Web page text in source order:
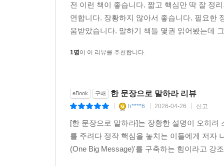
전 이런 책이 좋습니다. 짧고 핵심만 딱 잘 정
연합니다. 장황하지 않아서 좋습니다. 필요한
움받았습니다. 말하기 책들 몇권 읽어봤는데
1명이 이 리뷰를 추천합니다.
eBook 구매 한 문장으로 말하라 리뷰
h****6 2026-04-26 신고
[한 문장으로 말하라]는 장황한 설명이 오히
를 주려다 정작 핵심을 놓치는 이들에게 저자
(One Big Message)'를 구축하는 힘이라고 강